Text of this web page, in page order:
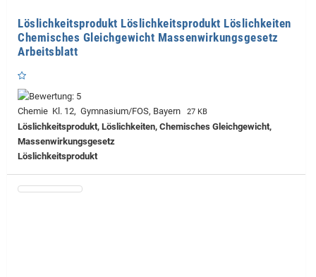
Löslichkeitsprodukt Löslichkeitsprodukt Löslichkeiten
Chemisches Gleichgewicht Massenwirkungsgesetz
Arbeitsblatt
Chemie Kl. 12, Gymnasium/FOS, Bayern 27 KB
Löslichkeitsprodukt, Löslichkeiten, Chemisches Gleichgewicht,
Massenwirkungsgesetz
Löslichkeitsprodukt